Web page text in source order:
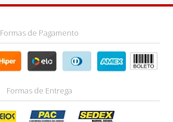
Formas de Pagamento
Formas de Entrega